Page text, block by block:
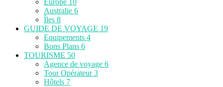
Europe 10
Australie 6
Îles 8
GUIDE DE VOYAGE 19
Equipements 4
Bons Plans 6
TOURISME 50
Agence de voyage 6
Tour Opérateur3
Hôtels 7